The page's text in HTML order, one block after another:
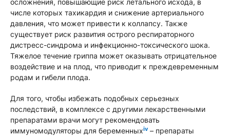
осложнения, повышающие риск летального исхода, в
числе которых тахикардия и снижение артериального
давления, что может привести к коллапсу. Также
существует риск развития острого респираторного
дистресс-синдрома и инфекционно-токсического шока.
Тяжелое течение гриппа может оказывать отрицательное
воздействие и на плод, что приводит к преждевременным
родам и гибели плода.
Для того, чтобы избежать подобных серьезных
последствий, в комплексе с другими лекарственными
препаратами врачи могут рекомендовать
иммуномодуляторы для беременныхiv – препараты